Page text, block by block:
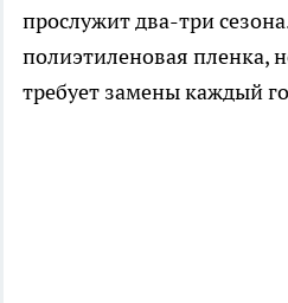
прослужит два-три
полиэтиленовая пленка,
требует замены каждый